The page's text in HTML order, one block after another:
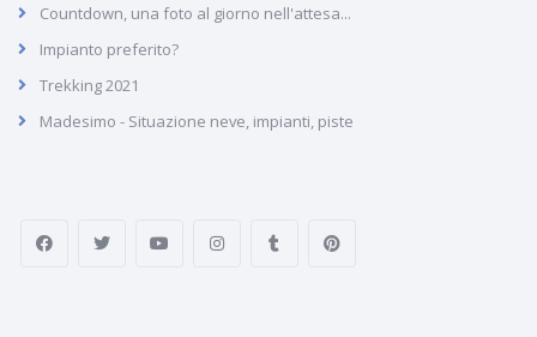
Countdown, una foto al giorno nell'attesa...
Impianto preferito?
Trekking 2021
Madesimo - Situazione neve, impianti, piste